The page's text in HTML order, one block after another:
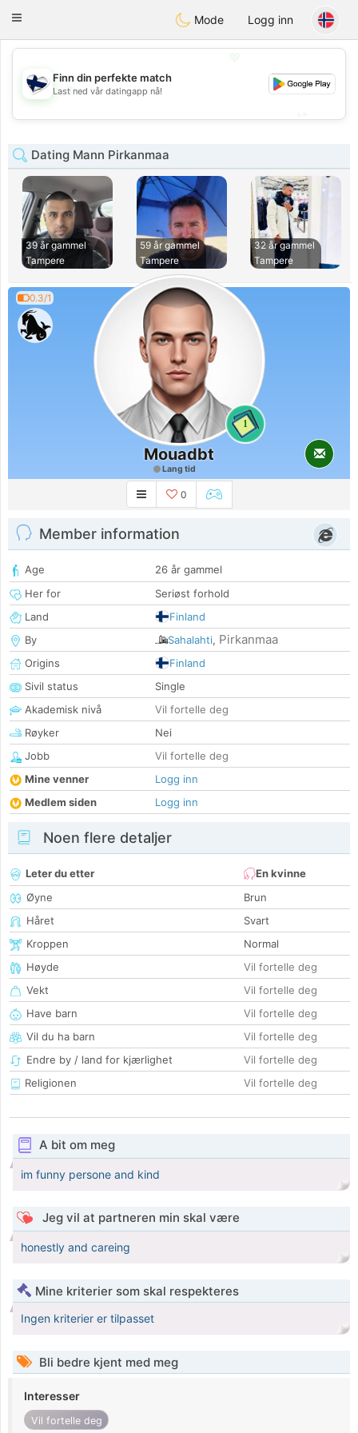
SuomenTreffit
Toggle
Mode Logg inn
💖
💕
Finn din perfekte match
Last ned vår datingapp nå!
Dating Mann Pirkanmaa
39 år gammel
Tampere
59 år gammel
Tampere
32 år gammel
Tampere
0.3/1
1
Mouadbt
Lang tid
0
Member information
Age
26 år gammel
Her for
Seriøst forhold
Land
Finland
By
Sahalahti, Pirkanmaa
Origins
Finland
Sivil status
Single
Akademisk nivå
Vil fortelle deg
Røyker
Nei
Jobb
Vil fortelle deg
Mine venner
Logg inn
Medlem siden
Logg inn
Noen flere detaljer
Leter du etter
En kvinne
Øyne
Brun
Håret
Svart
Kroppen
Normal
Høyde
Vil fortelle deg
Vekt
Vil fortelle deg
Have barn
Vil fortelle deg
Vil du ha barn
Vil fortelle deg
Endre by / land for kjærlighet
Vil fortelle deg
Religionen
Vil fortelle deg
A bit om meg
im funny persone and kind
Jeg vil at partneren min skal være
honestly and careing
Mine kriterier som skal respekteres
Ingen kriterier er tilpasset
Bli bedre kjent med meg
Interesser
Vil fortelle deg